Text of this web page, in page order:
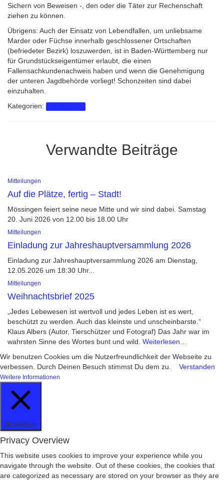
Sichern von Beweisen -, den oder die Täter zur Rechenschaft
ziehen zu können.
Übrigens: Auch der Einsatz von Lebendfallen, um unliebsame
Marder oder Füchse innerhalb geschlossener Ortschaften
(befriedeter Bezirk) loszuwerden, ist in Baden-Württemberg nur
für Grundstückseigentümer erlaubt, die einen
Fallensachkundenachweis haben und wenn die Genehmigung
der unteren Jagdbehörde vorliegt! Schonzeiten sind dabei
einzuhalten.
Kategorien:
Verwandte Beiträge
Mitteilungen
Auf die Plätze, fertig – Stadt!
Mössingen feiert seine neue Mitte und wir sind dabei. Samstag
20. Juni 2026 von 12.00 bis 18.00 Uhr
Mitteilungen
Einladung zur Jahreshauptversammlung 2026
Einladung zur Jahreshauptversammlung 2026 am Dienstag,
12.05.2026 um 18:30 Uhr...
Mitteilungen
Weihnachtsbrief 2025
„Jedes Lebewesen ist wertvoll und jedes Leben ist es wert,
beschützt zu werden. Auch das kleinste und unscheinbarste.“
Klaus Albers (Autor, Tierschützer und Fotograf) Das Jahr war im
wahrsten Sinne des Wortes bunt und wild. Weiterlesen…
Wir benutzen Cookies um die Nutzerfreundlichkeit der Webseite zu
verbessen. Durch Deinen Besuch stimmst Du dem zu. Verstanden
Weitere Informationen
Schließen
Privacy Overview
This website uses cookies to improve your experience while you
navigate through the website. Out of these cookies, the cookies that
are categorized as necessary are stored on your browser as they are